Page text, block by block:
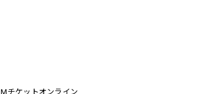
Mチケットオンライン